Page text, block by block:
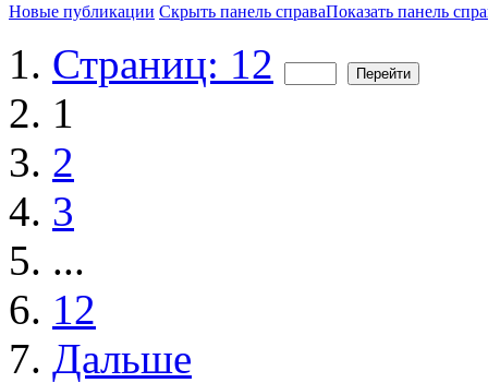
Новые публикации Скрыть панель справаПоказать панель
Страниц: 12
1
2
3
...
12
Дальше